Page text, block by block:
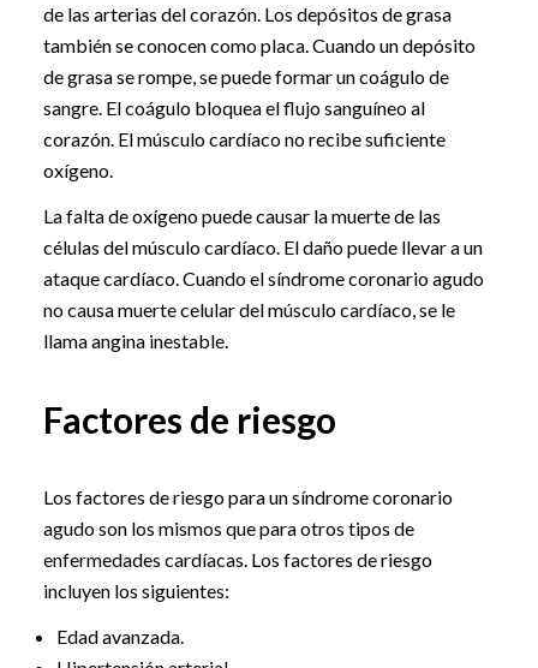
de las arterias del corazón. Los depósitos de grasa
también se conocen como placa. Cuando un depósito
de grasa se rompe, se puede formar un coágulo de
sangre. El coágulo bloquea el flujo sanguíneo al
corazón. El músculo cardíaco no recibe suficiente
oxígeno.
La falta de oxígeno puede causar la muerte de las
células del músculo cardíaco. El daño puede llevar a un
ataque cardíaco. Cuando el síndrome coronario agudo
no causa muerte celular del músculo cardíaco, se le
llama angina inestable.
Factores de riesgo
Los factores de riesgo para un síndrome coronario
agudo son los mismos que para otros tipos de
enfermedades cardíacas. Los factores de riesgo
incluyen los siguientes:
Edad avanzada.